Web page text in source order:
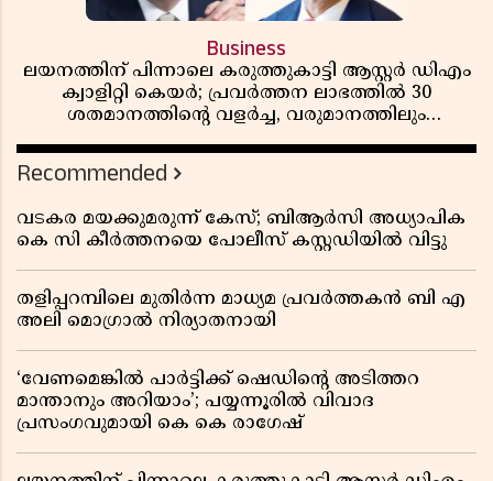
Business
ലയനത്തിന് പിന്നാലെ കരുത്തുകാട്ടി ആസ്റ്റർ ഡിഎം
ക്വാളിറ്റി കെയർ; പ്രവർത്തന ലാഭത്തിൽ 30
ശതമാനത്തിൻ്റെ വളർച്ച, വരുമാനത്തിലും
റിപ്പോർട്ട് പുറത്ത്
Recommended
വടകര മയക്കുമരുന്ന് കേസ്; ബിആർസി അധ്യാപിക
കെ സി കീർത്തനയെ പോലീസ് കസ്റ്റഡിയിൽ വിട്ടു
തളിപ്പറമ്പിലെ മുതിർന്ന മാധ്യമ പ്രവർത്തകൻ ബി എ
അലി മൊഗ്രാൽ നിര്യാതനായി
‘വേണമെങ്കിൽ പാർട്ടിക്ക് ഷെഡിൻ്റെ അടിത്തറ
മാന്താനും അറിയാം’; പയ്യന്നൂരിൽ വിവാദ
പ്രസംഗവുമായി കെ കെ രാഗേഷ്